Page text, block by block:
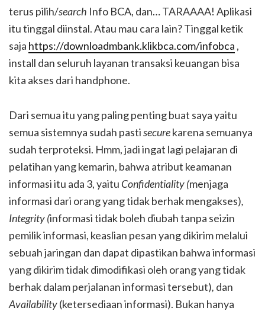
terus pilih/search Info BCA, dan… TARAAAA! Aplikasi
itu tinggal diinstal. Atau mau cara lain? Tinggal ketik
saja https://downloadmbank.klikbca.com/infobca ,
install dan seluruh layanan transaksi keuangan bisa
kita akses dari handphone.
Dari semua itu yang paling penting buat saya yaitu
semua sistemnya sudah pastisecurekarena semuanya
sudah terproteksi. Hmm, jadi ingat lagi pelajaran di
pelatihan yang kemarin, bahwa atribut keamanan
informasi itu ada 3, yaitu Confidentiality (menjaga
informasi dari orang yang tidak berhak mengakses),
Integrity (informasi tidak boleh diubah tanpa seizin
pemilik informasi, keaslian pesan yang dikirim melalui
sebuah jaringan dan dapat dipastikan bahwa informasi
yang dikirim tidak dimodifikasi oleh orang yang tidak
berhak dalam perjalanan informasi tersebut), dan
Availability(ketersediaan informasi). Bukan hanya